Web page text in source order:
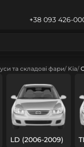
+38 093 426-
та складові фари Kia
LD (2006-2009)